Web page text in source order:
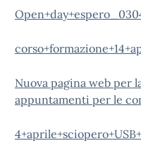
Nuova pagina web per
appuntamenti per le